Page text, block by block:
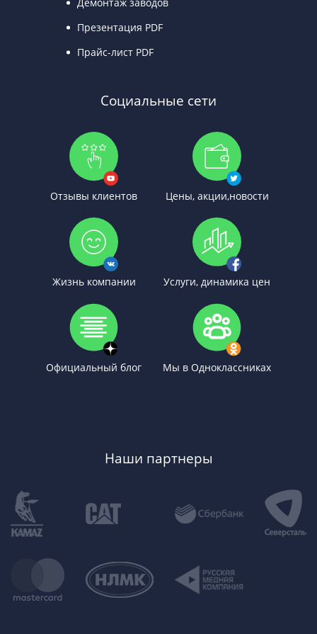
Презентация PDF
Прайс-лист PDF
Социальные сети
Отзывы клиентов Цены, акции,новости
Жизнь компании Услуги, динамика цен
Официальный блог Мы в Одноклассниках
Наши партнеры